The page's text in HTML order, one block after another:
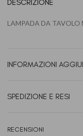
DESCRIZIONE
LAMPADA DA TAVOLO
INFORMAZIONI
SPEDIZIONE E RESI
RECENSIONI